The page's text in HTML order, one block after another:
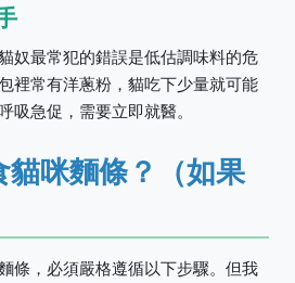
奴最常犯的錯誤是低估調味料的危
裡常有洋蔥粉，貓吃下少量就可能
吸急促，需要立即就醫。
咪麵條？（如果
條，必須嚴格遵循以下步驟。但我